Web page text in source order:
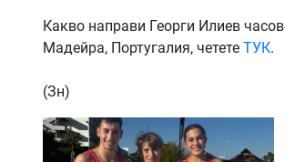
Какво направи Георги Илиев
Мадейра, Португалия, четете ТУК.
(Зн)